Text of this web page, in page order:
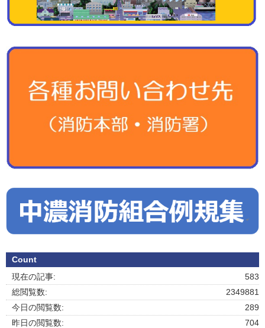
Count
583
現在の記事:
2349881
総閲覧数:
289
今日の閲覧数:
704
昨日の閲覧数: